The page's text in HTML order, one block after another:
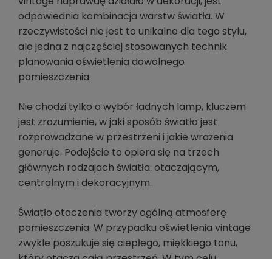
odpowiednia kombinacja warstw światła. W
rzeczywistości nie jest to unikalne dla tego stylu,
ale jedna z najczęściej stosowanych technik
planowania oświetlenia dowolnego
pomieszczenia.
Nie chodzi tylko o wybór ładnych lamp, kluczem
jest zrozumienie, w jaki sposób światło jest
rozprowadzane w przestrzeni i jakie wrażenia
generuje. Podejście to opiera się na trzech
głównych rodzajach światła: otaczającym,
centralnym i dekoracyjnym.
Światło otoczenia tworzy ogólną atmosferę
pomieszczenia. W przypadku oświetlenia vintage
zwykle poszukuje się ciepłego, miękkiego tonu,